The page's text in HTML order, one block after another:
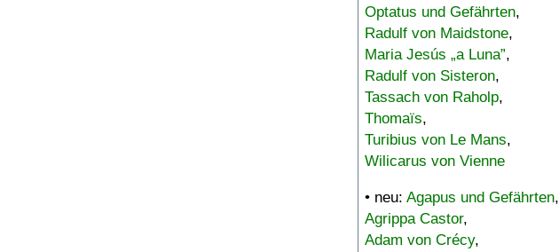
Optatus und Gefährten,
Radulf von Maidstone,
Maria Jesús „a Luna”,
Radulf von Sisteron,
Tassach von Raholp,
Thomaïs,
Turibius von Le Mans,
Wilicarus von Vienne
• neu: Agapus und Gefährten,
Agrippa Castor,
Adam von Crécy,